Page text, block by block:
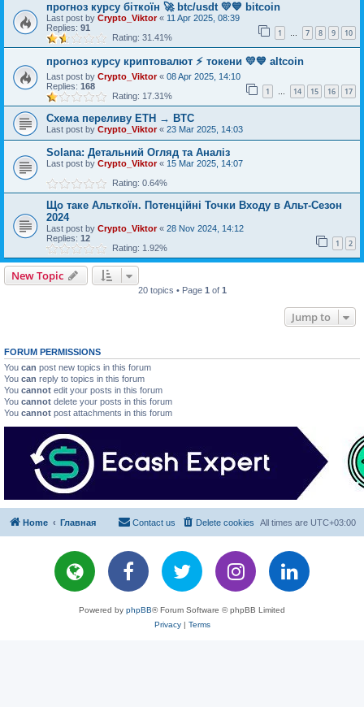
прогноз курсу біткоїн 🚀 btc/usdt 💛💙 bitcoin
Last post by Crypto_Viktor« 11 Apr 2025, 08:39
Replies: 91 1 … 7 8 9 10
Rating: 31.41%
прогноз курсу криптовалют ⚡ токени 💛💙 altcoin
Last post by Crypto_Viktor« 08 Apr 2025, 14:10
Replies: 168 1 … 14 15 16 17
Rating: 17.31%
Схема переливу ETH → BTC
Last post by Crypto_Viktor« 23 Mar 2025, 14:03
Solana: Детальний Огляд та Аналіз
Last post by Crypto_Viktor« 15 Mar 2025, 14:07
Rating: 0.64%
Що таке Альткоїн. Потенційні Точки Входу в Альт-Сезон
2024
Last post by Crypto_Viktor« 28 Nov 2024, 14:12
Replies: 12 1 2
Rating: 1.92%
New Topic
20 topics • Page 1 of 1
Jump to
FORUM PERMISSIONS
You can post new topics in this forum
You can reply to topics in this forum
You cannot edit your posts in this forum
You cannot delete your posts in this forum
You cannot post attachments in this forum
Home Главная All times are UTC+03:00
Delete cookies
Contact us
Powered by phpBB® Forum Software © phpBB Limited
Privacy| Terms